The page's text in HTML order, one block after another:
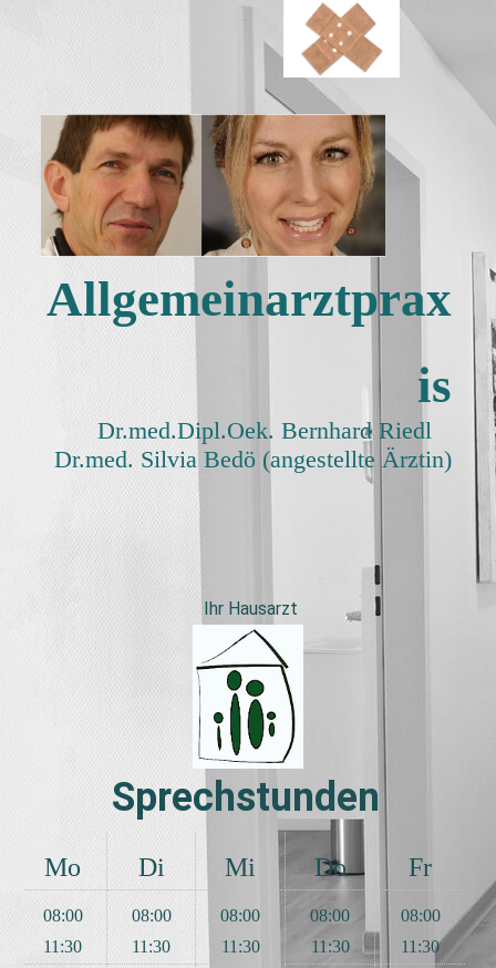
Allgemeinarztprax
is
Dr.med.Dipl.Oek. Bernhard Riedl
Dr.med. Silvia Bedö (angestellte Ärztin)
Ihr Hausarzt
Sprechstunden
Mo
Di Mi Do Fr
08:00
11:30
08:00
11:30
08:00
11:30
08:00
11:30
08:00
11:30